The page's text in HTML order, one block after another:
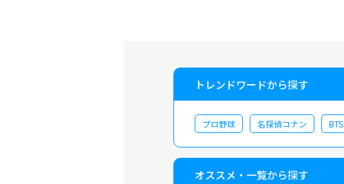
トレンドワードから探す
プロ野球 名探偵コナン BTS
オススメ・一覧から探す